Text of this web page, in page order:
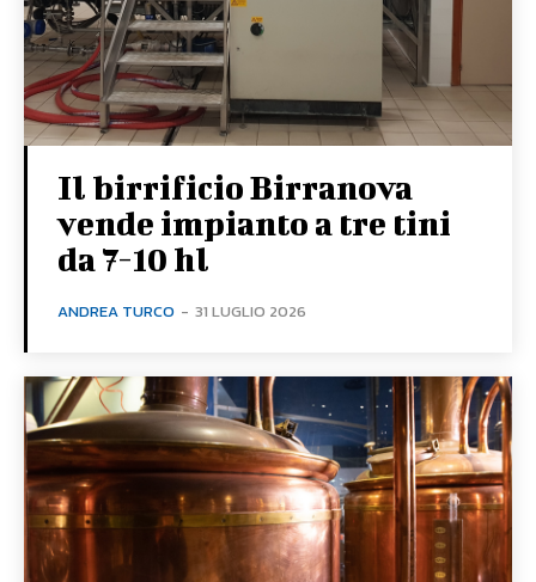
Il birrificio Birranova
vende impianto a tre tini
da 7-10 hl
ANDREA TURCO - 31 LUGLIO 2026